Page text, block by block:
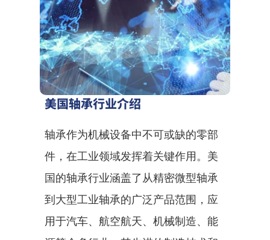
美国轴承行业介绍
轴承作为机械设备中不可或缺的零部
件，在工业领域发挥着关键作用。美
国的轴承行业涵盖了从精密微型轴承
到大型工业轴承的广泛产品范围，应
用于汽车、航空航天、机械制造、能